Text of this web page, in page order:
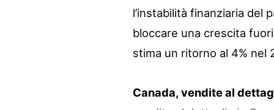
l’instabilità finanziaria del
bloccare una crescita
stima un ritorno al 4% nel
Canada, vendite al